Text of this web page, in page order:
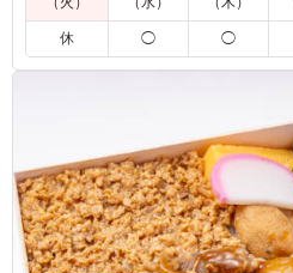
5.0
カリッと揚がった唐揚げはジュ
コクがご飯によく合い、最後
た。ボリュームも十分で、満
ご利用シーン：ロケ・撮影
スタ
東京都渋谷区恵比寿2026/07/28
休 ◯ ◯